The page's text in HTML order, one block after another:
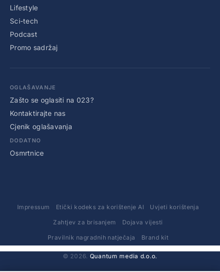
Lifestyle
Sci-tech
Podcast
Promo sadržaj
OGLAŠAVANJE
Zašto se oglasiti na 023?
Kontaktirajte nas
Cjenik oglašavanja
DODATNO
Osmrtnice
Impressum Etički kodeks za korištenje AI Uvjeti korištenja
Zahtjev za brisanjem Dojava vijesti
Pravilnik nagradnih natječaja Brand kit
© 2026. Quantum media d.o.o.